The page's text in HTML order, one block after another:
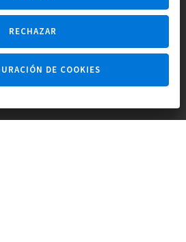
647 173 382
607 961 116
RECHAZAR
DE COOKIES